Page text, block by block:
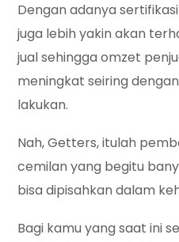
Dengan adanya
juga lebih yakin akan
jual sehingga omzet
meningkat seiring
lakukan.
Nah, Getters, itulah
cemilan yang begitu
bisa dipisahkan dalam
Bagi kamu yang saat ini